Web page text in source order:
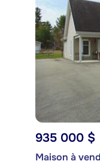
935 000 $
Maison à